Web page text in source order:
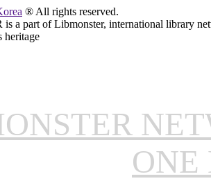
® All rights reserved.
a part of Libmonster, international library
heritage
ONE